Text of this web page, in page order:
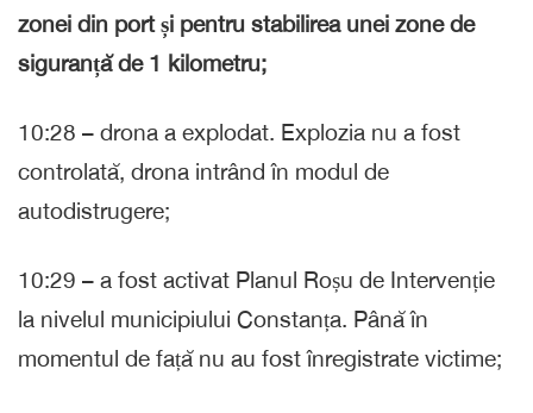
zonei din port și pentru stabilirea unei zone de
siguranță de 1 kilometru;
10:28 – drona a explodat. Explozia nu a fost
controlată, drona intrând în modul de
autodistrugere;
10:29 – a fost activat Planul Roșu de Intervenție
la nivelul municipiului Constanța. Până în
momentul de față nu au fost înregistrate victime;